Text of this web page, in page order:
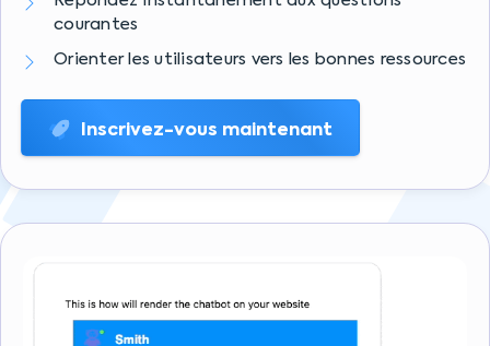
courantes
Orienter les utilisateurs vers les bonnes ressources
Inscrivez-vous maintenant